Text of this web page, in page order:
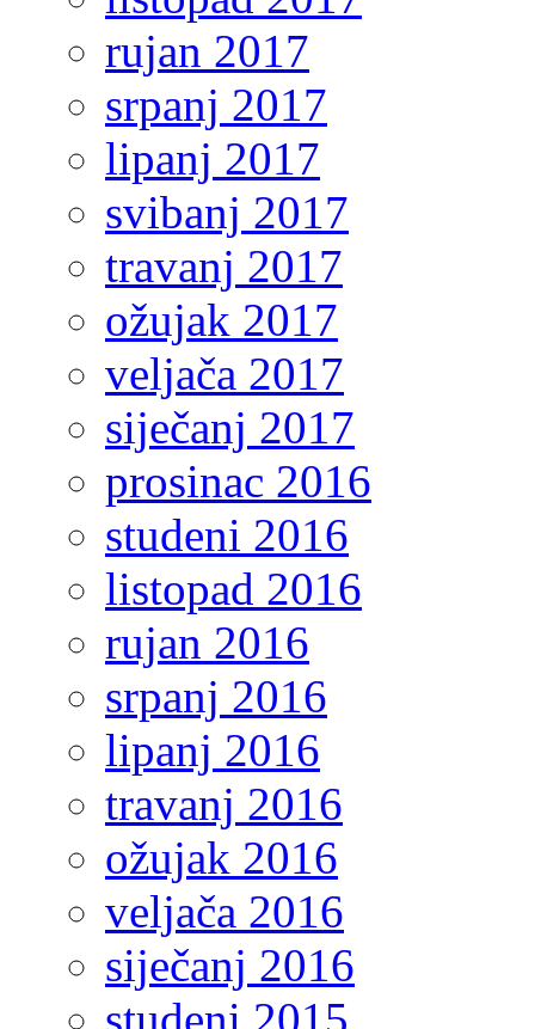
rujan 2017
srpanj 2017
lipanj 2017
svibanj 2017
travanj 2017
ožujak 2017
veljača 2017
siječanj 2017
prosinac 2016
studeni 2016
listopad 2016
rujan 2016
srpanj 2016
lipanj 2016
travanj 2016
ožujak 2016
veljača 2016
siječanj 2016